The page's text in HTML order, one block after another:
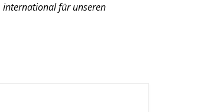
international für unseren